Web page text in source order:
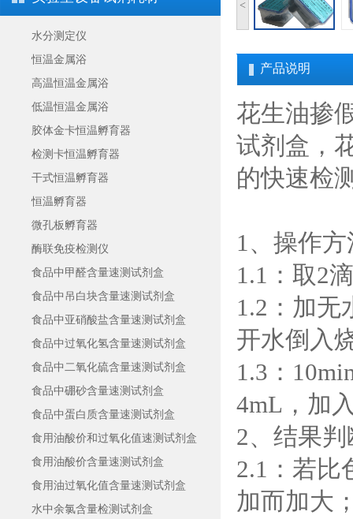
水分测定仪
恒温金属浴
高温恒温金属浴
低温恒温金属浴
胶体金卡恒温孵育器
检测卡恒温孵育器
干式恒温孵育器
恒温孵育器
微孔板孵育器
酶联免疫检测仪
食品中甲醛含量速测试剂盒
食品中吊白块含量速测试剂盒
食品中亚硝酸盐含量速测试剂盒
食品中过氧化氢含量速测试剂盒
食品中二氧化硫含量速测试剂盒
食品中硼砂含量速测试剂盒
食品中蛋白质含量速测试剂盒
食用油酸价和过氧化值速测试剂盒
食用油酸价含量速测试剂盒
食用油过氧化值含量速测试剂盒
水中余氯含量检测试剂盒
<
产品说明
花生油掺
试剂盒 ，
的快速检
1、操作
1.1：取2
1.2：加
开水倒入
1.3：
4mL，加
2、结果
2.1：若比
加而加大